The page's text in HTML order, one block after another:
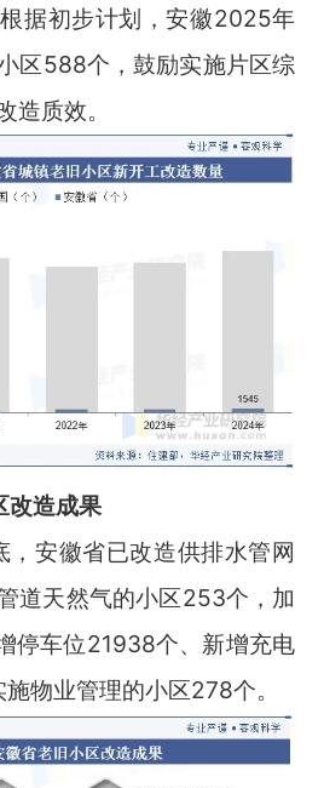
据初步计划，安徽2025年
区588个，鼓励实施片区综
造质效。
改造成果
安徽省已改造供排水管网
道天然气的小区253个，加
停车位21938个、新增充电
物业管理的小区278个。